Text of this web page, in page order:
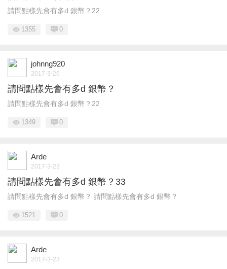
請問點樣先會有多d 銀幣？22
1355 0
johnng920
2017-3-26
請問點樣先會有多d 銀幣？
請問點樣先會有多d 銀幣？22
1349 0
Arde
2017-3-23
請問點樣先會有多d 銀幣？33
請問點樣先會有多d 銀幣？ 請問點樣先會有多d 銀幣？
1521 0
Arde
2017-3-23